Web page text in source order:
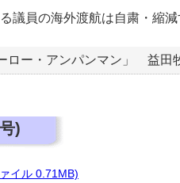
議員の海外渡航は自粛・縮
ロー・アンパンマン」 益田
)
イル 0.71MB)